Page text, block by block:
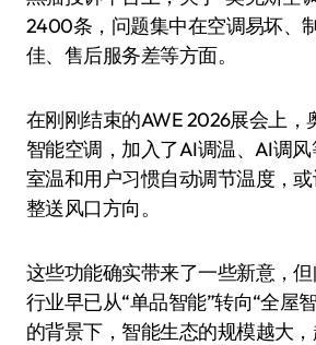
2400条，问题集中在空调易坏、
佳、售后服务差等方面。
在刚刚结束的AWE 2026展会上，
智能空调，加入了AI调温、AI调
室温和用户习惯自动调节温度，
整送风口方向。
这些功能确实带来了一些新意，
行业早已从“单品智能”转向“全屋
的背景下，智能生态的规模越大